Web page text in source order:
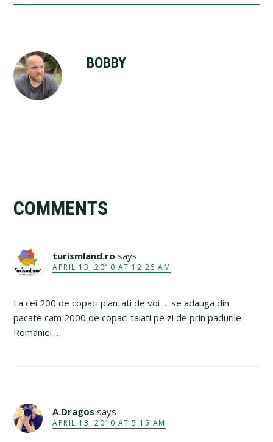
BOBBY
Interactions
COMMENTS
turismland.ro says
APRIL 13, 2010 AT 12:26 AM
La cei 200 de copaci plantati de voi … se adauga din
pacate cam 2000 de copaci taiati pe zi de prin padurile
Romaniei …
A.Dragos says
APRIL 13, 2010 AT 5:15 AM